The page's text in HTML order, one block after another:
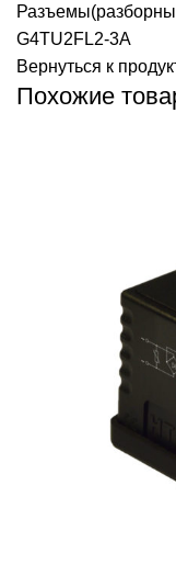
G4TU2FL2-3A
Вернуться к
Похожие